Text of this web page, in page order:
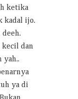
ketika
kadal ijo.
deeh.
kecil dan
yah..
ya di